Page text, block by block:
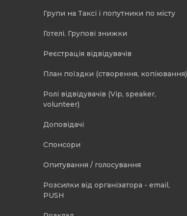
Групи на Таксі і попутники по місту
Готелі. Групові знижки
Реєстрація відвідувачів
План поїздки (створення, копіювання)
Ролі відвідувачів (Vip, speaker,
volunteer)
Доповідачі
Спонсори
Опитування / голосування
Розсилки від організатора - email,
PUSH